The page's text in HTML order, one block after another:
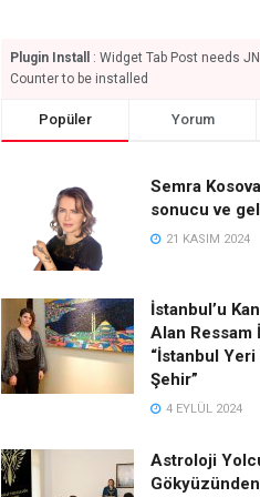
Plugin Install
: Widget Tab Post needs
Counter to be installed
Popüler Yorum
Semra
sonucu ve
21 KASIM 2024
İstanbul’u
Alan Ressam
“İstanbul Yeri
Şehir”
4 EYLÜL 2024
Astroloji